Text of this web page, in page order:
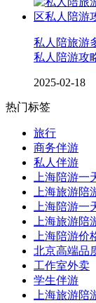
私人陪旅游
私人陪游攻
2025-02-18
热门标签
旅行
商务伴游
私人伴游
上海陪游一
上海旅游陪
上海陪游一
上海旅游陪
上海陪游价
北京高端品
工作室外卖
学生伴游
上海旅游陪